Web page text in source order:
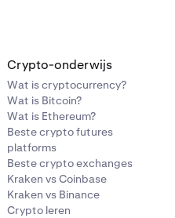
Crypto-onderwijs
Wat is cryptocurrency?
Wat is Bitcoin?
Wat is Ethereum?
Beste crypto futures
platforms
Beste crypto exchanges
Kraken vs Coinbase
Kraken vs Binance
Crypto leren